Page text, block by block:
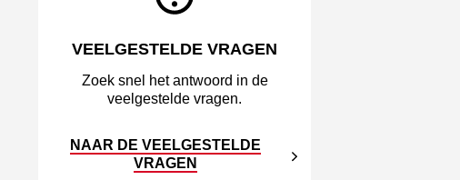
VEELGESTELDE VRAGEN
Zoek snel het antwoord in de
veelgestelde vragen.
NAAR DE VEELGESTELDE
VRAGEN